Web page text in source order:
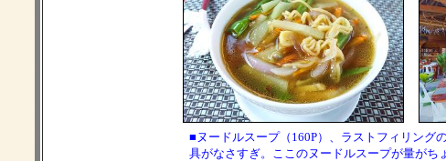
■ヌードルスープ（160P）、ラストフィリング
具がなさすぎ。ここのヌードルスープが量がち